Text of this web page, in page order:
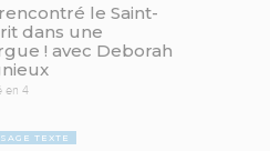
le Saint-
dans une
! avec Deborah
en 4
TEXTE